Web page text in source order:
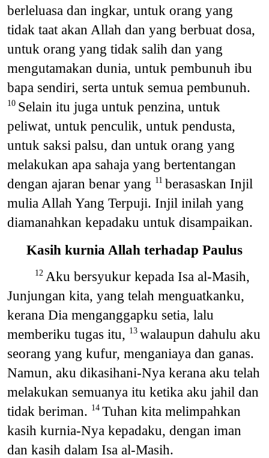
berleluasa dan ingkar, untuk orang yang
tidak taat akan Allah dan yang berbuat dosa,
untuk orang yang tidak salih dan yang
mengutamakan dunia, untuk pembunuh ibu
bapa sendiri, serta untuk semua pembunuh.
10 Selain itu juga untuk penzina, untuk
peliwat, untuk penculik, untuk pendusta,
untuk saksi palsu, dan untuk orang yang
melakukan apa sahaja yang bertentangan
dengan ajaran benar yang 11 berasaskan Injil
mulia Allah Yang Terpuji. Injil inilah yang
diamanahkan kepadaku untuk disampaikan.
Kasih kurnia Allah terhadap Paulus
12 Aku bersyukur kepada Isa al-Masih,
Junjungan kita, yang telah menguatkanku,
kerana Dia menganggapku setia, lalu
memberiku tugas itu, 13 walaupun dahulu aku
seorang yang kufur, menganiaya dan ganas.
Namun, aku dikasihani-Nya kerana aku telah
melakukan semuanya itu ketika aku jahil dan
tidak beriman. 14 Tuhan kita melimpahkan
kasih kurnia-Nya kepadaku, dengan iman
dan kasih dalam Isa al-Masih.